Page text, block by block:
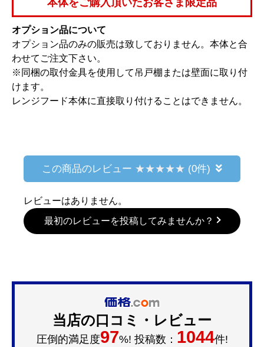
オプション品について
オプション品のみの販売は致しておりません。本体と合
わせてご注文下さい。
※同梱の取付金具を使用して吊戸棚または壁面に取り付
けます。
レンジフード本体に直接取り付けることはできません。
この商品のレビュー (0件)
レビューはありません。
最初のレビューを投稿してみませんか？
当店の口コミ・レビュー
圧倒的満足度97%! 投稿数： 1044件!